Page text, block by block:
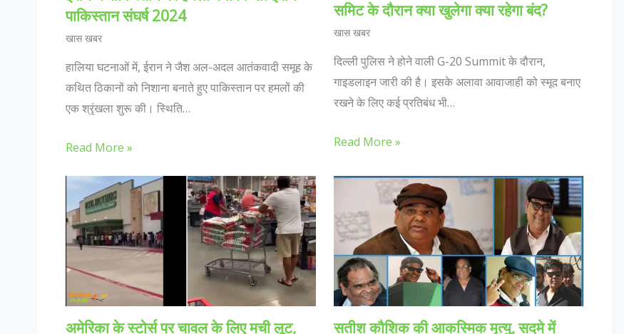
पाकिस्तान संघर्ष 2024
खास खबर
हालिया घटनाओं में, ईरान ने जैश अल-अदल आतंकवादी समूह के
कथित ठिकानों को निशाना बनाते हुए पाकिस्तान पर हमलों की
एक श्रृंखला शुरू की। स्थिति…
Read More »
समिट के दौरान क्या खुलेगा क्या रहेगा बंद?
खास खबर
दिल्ली पुलिस ने होने वाली G-20 Summit के दौरान,
गाइडलाइन जारी की है। इसके अलावा आवाजाही को स्मूद बनाए
रखने के लिए कई प्रतिबंध भी…
Read More »
अमेरिका के स्टोर्स पर चावल के लिए मची लूट, सतीश कौशिक की आकस्मिक मृत्यु, सदमे में